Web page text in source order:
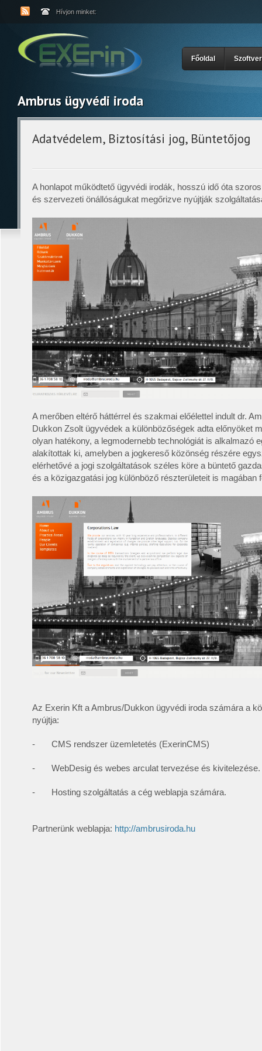
Hívjon minket:
Főoldal
Ambrus ügyvédi iroda
Adatvédelem, Biztosítási jog, Büntetőjog
A honlapot működtető ügyvédi irodák, hosszú idő óta
és szervezeti önállóságukat megőrizve nyújtják
A merőben eltérő háttérrel és szakmai előélettel indult dr.
Dukkon Zsolt ügyvédek a különbözőségek adta előnyöket
olyan hatékony, a legmodernebb technológiát is alkalmazó
alakítottak ki, amelyben a jogkereső közönség részére
elérhetővé a jogi szolgáltatások széles köre a büntető
és a közigazgatási jog különböző részterületeit is magában
Az Exerin Kft a Ambrus/Dukkon ügyvédi iroda számára a
nyújtja:
- CMS rendszer üzemletetés (ExerinCMS)
- WebDesig és webes arculat tervezése és kivitelezése.
- Hosting szolgáltatás a cég weblapja számára.
Partnerünk weblapja: http://ambrusiroda.hu